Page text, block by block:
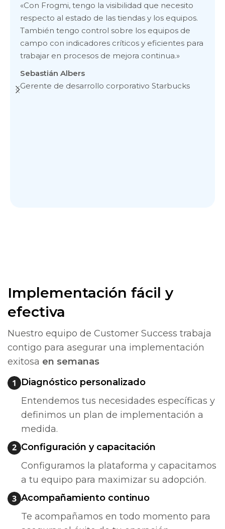
«Con Frogmi, tengo la visibilidad que necesito
respecto al estado de las tiendas y los equipos.
También tengo control sobre los equipos de
campo con indicadores críticos y eficientes para
trabajar en procesos de mejora continua.»
Sebastián Albers
Gerente de desarrollo corporativo Starbucks
Implementación fácil y
efectiva
Nuestro equipo de Customer Success trabaja
contigo para asegurar una implementación
exitosa en semanas
Diagnóstico personalizado
Entendemos tus necesidades específicas y
definimos un plan de implementación a
medida.
Configuración y capacitación
Configuramos la plataforma y capacitamos
a tu equipo para maximizar su adopción.
Acompañamiento continuo
Te acompañamos en todo momento para